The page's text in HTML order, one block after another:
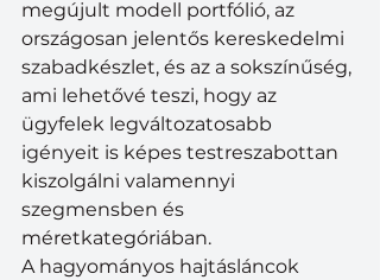
megújult modell portfólió, az
országosan jelentős kereskedelmi
szabadkészlet, és az a sokszínűség,
ami lehetővé teszi, hogy az
ügyfelek legváltozatosabb
igényeit is képes testreszabottan
kiszolgálni valamennyi
szegmensben és
méretkategóriában.
A hagyományos hajtásláncok